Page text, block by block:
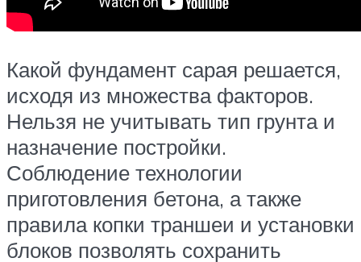
Какой фундамент сарая решается,
исходя из множества факторов.
Нельзя не учитывать тип грунта и
назначение постройки.
Соблюдение технологии
приготовления бетона, а также
правила копки траншеи и установки
блоков позволять сохранить